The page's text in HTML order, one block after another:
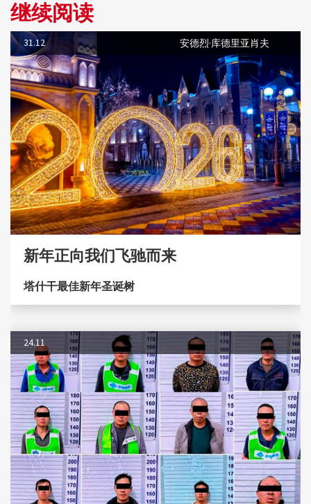
继续阅读
31.12 安德烈·库德里亚肖夫
新年正向我们飞驰而来
塔什干最佳新年圣诞树
24.11